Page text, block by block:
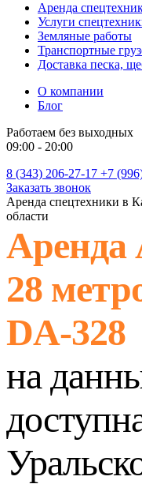
Аренда
Услуги
Земляные работы
Транспортные
Доставка песка,
О компании
Блог
Работаем без выходных
09:00 - 20:00
8 (343) 206-27-17 +7
Заказать звонок
Аренда спецтехники в
области
28
DA-328
на